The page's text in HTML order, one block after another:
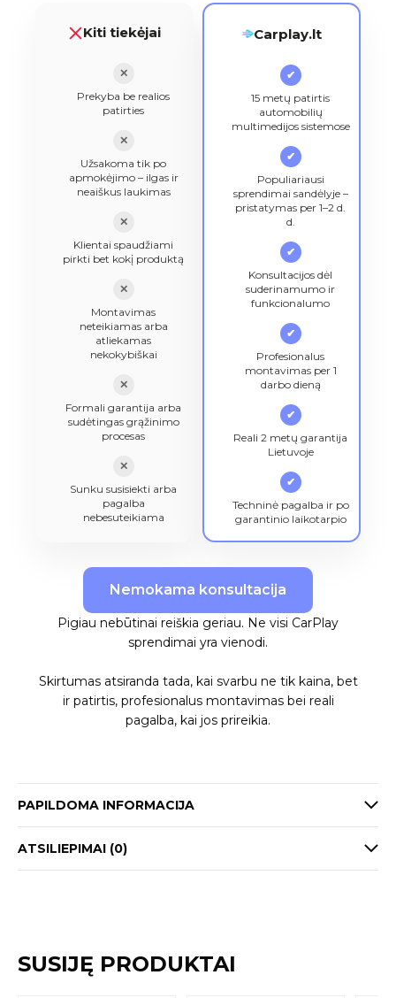
Kiti tiekėjai
✕
Prekyba be realios
patirties
✕
Užsakoma tik po
apmokėjimo – ilgas ir
neaiškus laukimas
✕
Klientai spaudžiami
pirkti bet kokį produktą
✕
Montavimas
neteikiamas arba
atliekamas
nekokybiškai
✕
Formali garantija arba
sudėtingas grąžinimo
procesas
✕
Sunku susisiekti arba
pagalba
nebesuteikiama
Carplay.lt
✔
15 metų patirtis
automobilių
multimedijos sistemose
✔
Populiariausi
sprendimai sandėlyje –
pristatymas per 1–2 d.
d.
✔
Konsultacijos dėl
suderinamumo ir
funkcionalumo
✔
Profesionalus
montavimas per 1
darbo dieną
✔
Reali 2 metų garantija
Lietuvoje
✔
Techninė pagalba ir po
garantinio laikotarpio
Nemokama konsultacija
Pigiau nebūtinai reiškia geriau. Ne visi CarPlay
sprendimai yra vienodi.
Skirtumas atsiranda tada, kai svarbu ne tik kaina, bet
ir patirtis, profesionalus montavimas bei reali
pagalba, kai jos prireikia.
PAPILDOMA INFORMACIJA
ATSILIEPIMAI (0)
SUSIJĘ PRODUKTAI